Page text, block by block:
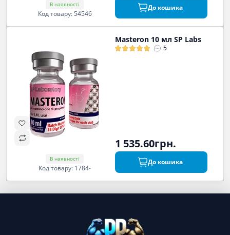
В наявності
Код товару: 54546
До кошика
В наявності
Код товару: 1784-
Masteron 10 мл SP Labs
5
1 535.60грн.
До кошика